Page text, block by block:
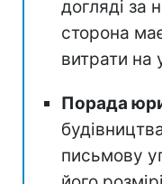
догляді за
сторона
витрати на
Порада
письмову